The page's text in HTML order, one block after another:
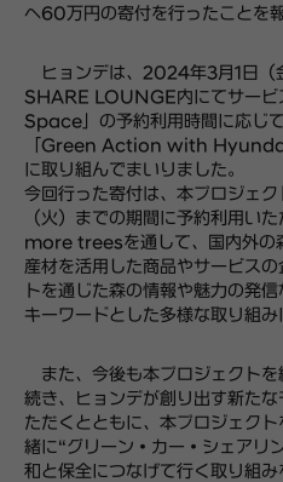
へ60万円の寄付を行ったことを
ヒョンデは、2024年3月1日（
SHARE LOUNGE内にてサー
Space」の予約利用時間に応じ
「Green Action with Hyundai
に取り組んでまいりました。
今回行った寄付は、本プロジェ
（火）までの期間に予約利用い
more treesを通して、国内外の
産材を活用した商品やサービス
トを通じた森の情報や魅力の発
キーワードとした多様な取り組み
また、今後も本プロジェクトを
続き、ヒョンデが創り出す新た
ただくとともに、本プロジェク
緒に“グリーン・カー・シェアリ
和と保全につなげて行く取り組み